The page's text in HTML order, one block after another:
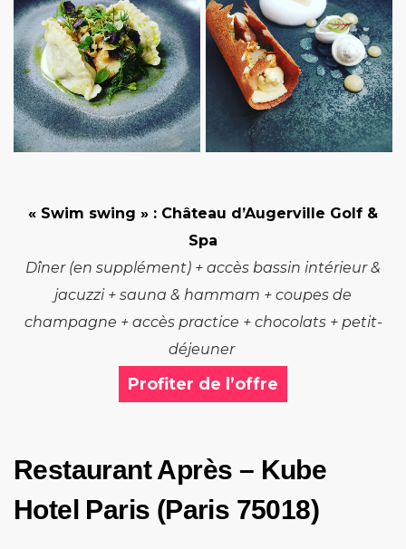
« Swim swing » : Château d’Augerville Golf &
Spa
Dîner (en supplément) + accès bassin intérieur &
jacuzzi + sauna & hammam + coupes de
champagne + accès practice + chocolats + petit-
déjeuner
Profiter de l’offre
Restaurant Après – Kube
Hotel Paris (Paris 75018)